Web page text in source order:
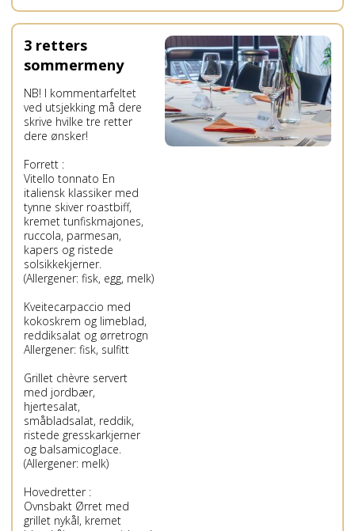
3 retters
sommermeny
NB! I kommentarfeltet
ved utsjekking må dere
skrive hvilke tre retter
dere ønsker!
Forrett :
Vitello tonnato En
italiensk klassiker med
tynne skiver roastbiff,
kremet tunfiskmajones,
ruccola, parmesan,
kapers og ristede
solsikkekjerner.
(Allergener: fisk, egg, melk)
Kveitecarpaccio med
kokoskrem og limeblad,
reddiksalat og ørretrogn
Allergener: fisk, sulfitt
Grillet chèvre servert
med jordbær,
hjertesalat,
småbladsalat, reddik,
ristede gresskarkjerner
og balsamicoglace.
(Allergener: melk)
Hovedretter :
Ovnsbakt Ørret med
grillet nykål, kremet